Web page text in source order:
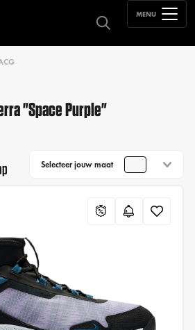
MENU
"Space Purple"
Selecteer jouw maat